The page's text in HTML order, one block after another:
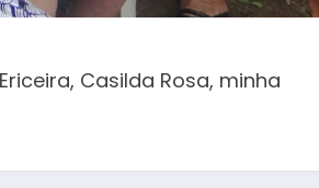
Casilda Rosa, minha